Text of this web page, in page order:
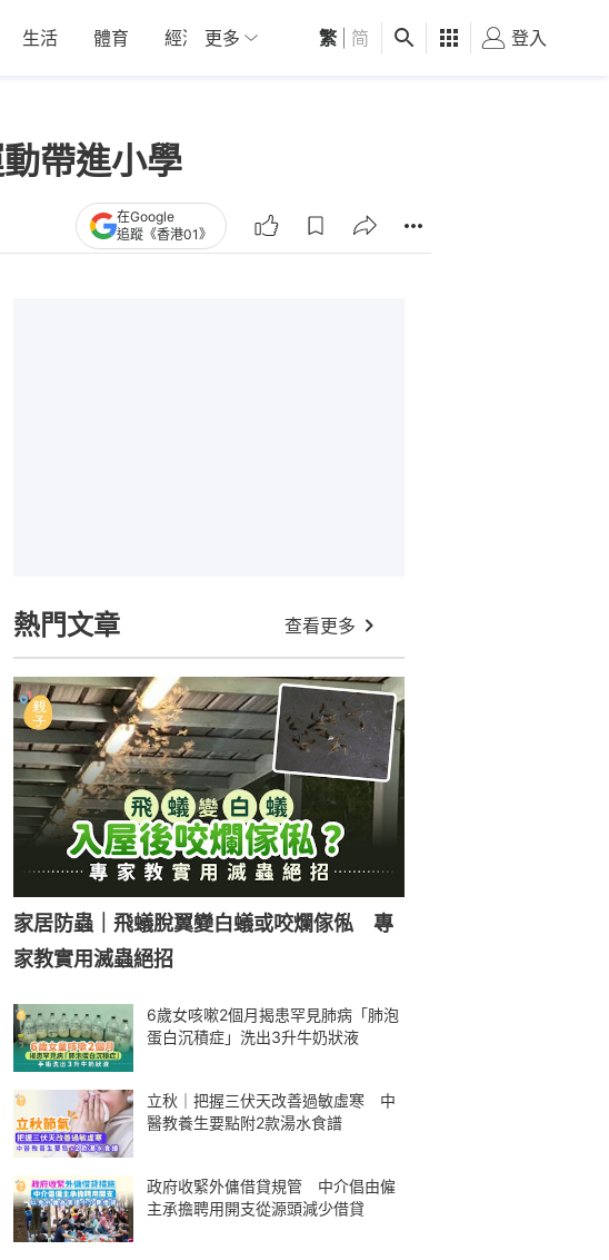
生活 體育 經濟 01深圳 觀點 健康 好食玩飛
更多 繁 简 登入
帶進小學
在Google
追蹤《香港01》
熱門文章 查看更多
家居防蟲｜飛蟻脫翼變白蟻或咬爛傢俬 專
家教實用滅蟲絕招
6歲女咳嗽2個月揭患罕見肺病「肺泡
蛋白沉積症」洗出3升牛奶狀液
立秋｜把握三伏天改善過敏虛寒 中
醫教養生要點附2款湯水食譜
政府收緊外傭借貸規管 中介倡由僱
主承擔聘用開支從源頭減少借貸